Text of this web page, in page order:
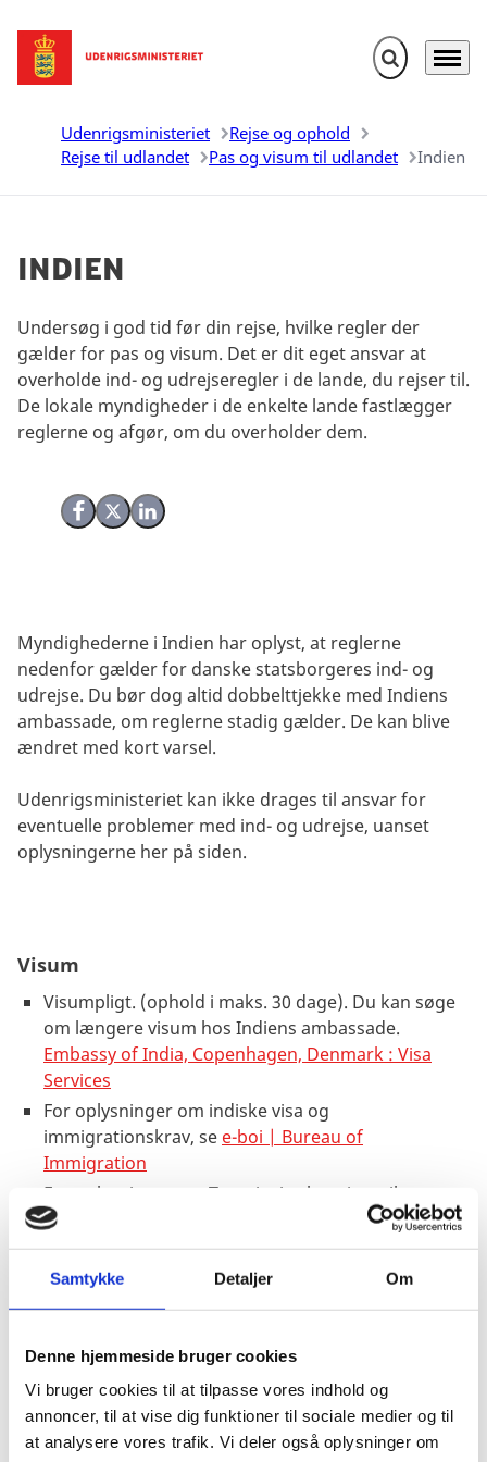
Samtykke Detaljer Om
Denne hjemmeside bruger cookies
Vi bruger cookies til at tilpasse vores indhold og
annoncer, til at vise dig funktioner til sociale medier og til
at analysere vores trafik. Vi deler også oplysninger om
Gå til forsiden Fold søgefelt
Menu
Udenrigsministeriet
Rejse og ophold
Rejse til udlandet
Pas og visum til udlandet Indien
Indien
Del på Facebook
Del på X (Twitter)
Del på LinkedIn
Undersøg i god tid før din rejse, hvilke regler der
gælder for pas og visum. Det er dit eget ansvar at
overholde ind- og udrejseregler i de lande, du rejser til.
De lokale myndigheder i de enkelte lande fastlægger
reglerne og afgør, om du overholder dem.
Myndighederne i Indien har oplyst, at reglerne
nedenfor gælder for danske statsborgeres ind- og
udrejse. Du bør dog altid dobbelttjekke med Indiens
ambassade, om reglerne stadig gælder. De kan blive
ændret med kort varsel.
Udenrigsministeriet kan ikke drages til ansvar for
eventuelle problemer med ind- og udrejse, uanset
oplysningerne her på siden.
Visum
Visumpligt. (ophold i maks. 30 dage). Du kan søge
om længere visum hos Indiens ambassade.
Embassy of India, Copenhagen, Denmark : Visa
Services
For oplysninger om indiske visa og
immigrationskrav, se e-boi | Bureau of
Immigration
For oplysninger om Transit visa henvises til
informationssiden om
Transit visa til Indien
Pas
ud over opholdets varighed og have min. 2 blanke
sider.
Danske forlængede pas anerkendes til ind- og
udrejse.